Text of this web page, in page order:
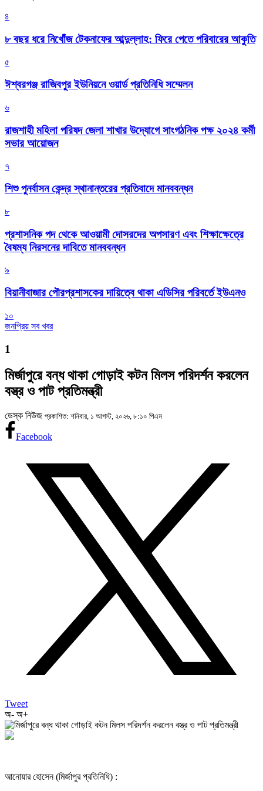
৪
৮ বছর ধরে নিখোঁজ টেকনাফের আব্দুল্লাহ: ফিরে পেতে পরিবারের আকুতি
৫
ঈশ্বরগঞ্জ রাজিবপুর ইউনিয়নে ওয়ার্ড প্রতিনিধি সম্মেলন
৬
রাজশাহী মহিলা পরিষদ জেলা শাখার উদ্যোগে সাংগঠনিক পক্ষ ২০২৪ কর্মী
সভার আয়োজন
৭
শিশু পুনর্বাসন কেন্দ্র স্থানান্তরের প্রতিবাদে মানববন্ধন
৮
প্রশাসনিক পদ থেকে আওয়ামী দোসরদের অপসারণ এবং শিক্ষাক্ষেত্রে
বৈষম্য নিরসনের দাবিতে মানববন্ধন
৯
বিয়ানীবাজার পৌরপ্রশাসকের দায়িত্বে থাকা এডিসির পরিবর্তে ইউএনও
১০
জনপ্রিয় সব খবর
1
মির্জাপুরে বন্ধ থাকা গোড়াই কটন মিলস পরিদর্শন করলেন
বস্ত্র ও পাট প্রতিমন্ত্রী
ডেস্ক নিউজ প্রকাশিত: শনিবার, ১ আগস্ট, ২০২৬, ৮:১০ পিএম
Facebook
Tweet
অ- অ+
আনোয়ার হোসেন (মির্জাপুর প্রতিনিধি) :